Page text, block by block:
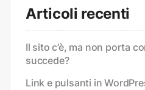
Articoli recenti
Il sito c’è, ma non porta
succede?
Link e pulsanti in